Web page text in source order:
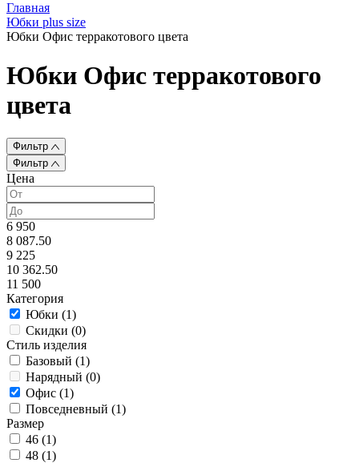
Главная
Юбки plus size
Юбки Офис терракотового цвета
Юбки Офис терракотового
цвета
Фильтр
Фильтр
Цена
6 950
8 087.50
9 225
10 362.50
11 500
Категория
Юбки (1)
Скидки (0)
Стиль изделия
Базовый (1)
Нарядный (0)
Офис (1)
Повседневный (1)
Размер
46 (1)
48 (1)